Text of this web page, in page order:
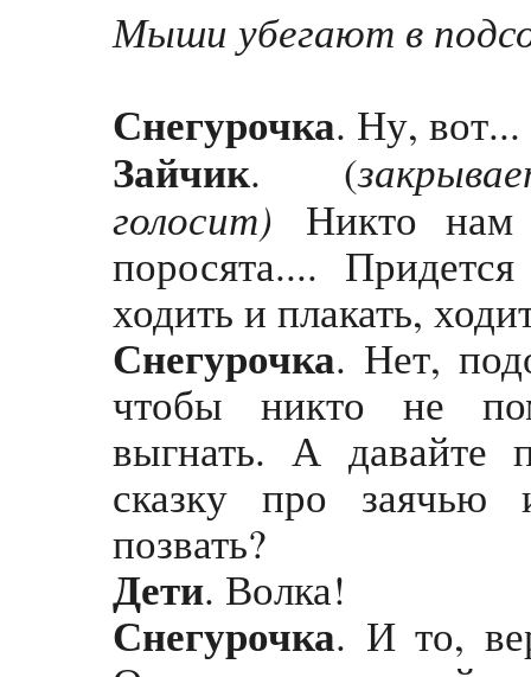
Мыши убегают в
Снегурочка. Ну,
Зайчик. (
голосит) Никто
поросята....
ходить и плакать,
Снегурочка. Нет,
чтобы никто не
выгнать. А давайте
сказку про
позвать?
Дети. Волка!
Снегурочка. И то,